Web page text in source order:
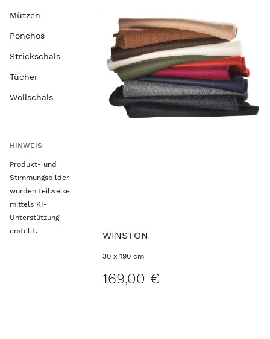
WINSTON
30 x 190 cm
169,00 €
Mützen
Ponchos
Strickschals
Tücher
Wollschals
HINWEIS
Produkt- und
Stimmungsbilder
wurden teilweise
mittels KI-
Unterstützung
erstellt.